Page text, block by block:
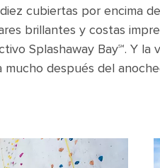
cubiertas por encima
brillantes y costas
Splashaway Bay℠. Y la
después del